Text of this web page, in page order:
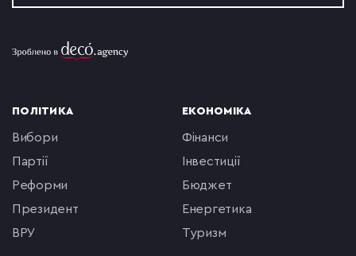
ПОЛІТИКА
вибори
партії
реформи
президент
ВРУ
ЕКОНОМІКА
фінанси
інвестиції
бюджет
енергетика
туризм